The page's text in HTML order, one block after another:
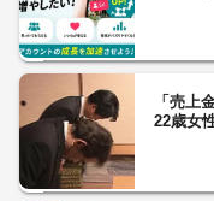
「売上
22歳女